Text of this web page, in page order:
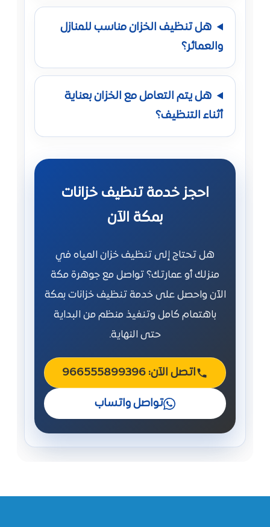
هل تنظيف الخزان مناسب للمنازل
والعمائر؟
هل يتم التعامل مع الخزان بعناية
أثناء التنظيف؟
احجز خدمة تنظيف خزانات
بمكة الآن
هل تحتاج إلى تنظيف خزان المياه في
منزلك أو عمارتك؟ تواصل مع جوهرة مكة
الآن واحصل على خدمة تنظيف خزانات بمكة
باهتمام كامل وتنفيذ منظم من البداية
حتى النهاية.
اتصل الآن: 966555899396
تواصل واتساب